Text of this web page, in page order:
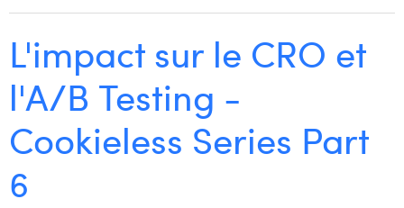
Arthur Collard
Camille Servais
Charlie Deschamps
Omnicom Media Group
Certifications
Communiqués de presse
Digital Business Consultant NL
Digital Business Analyst
Digital Business Intern
Contact
L'impact sur le CRO et
l'A/B Testing -
Cookieless Series Part
6